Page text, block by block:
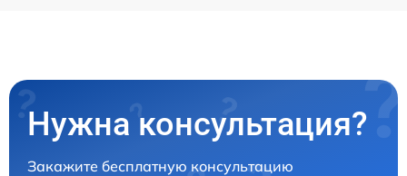
Нужна консультация?
Закажите бесплатную консультацию